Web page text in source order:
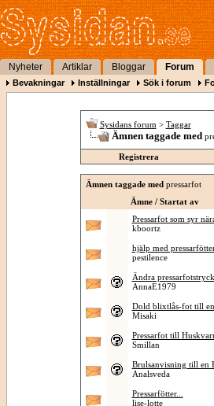
Nyheter Artiklar Bloggar Forum
Bevakningar Inställningar Sök i forum
Sysidans forum > Taggar
Ämnen taggade med
Registrera
Ämnen taggade med pressarfot
Ämne / Startat av
Pressarfot som syr
kboortz
hjälp med
pestilence
Ändra
AnnaE1979
Dold blixtlås-fot till
Misaki
Pressarfot till
Smillan
Brulsanvisning till en
Analsveda
Pressarfötter...
lise-lotte